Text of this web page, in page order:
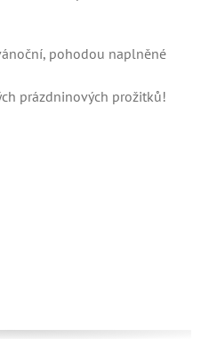
pohodou naplněné
prázdninových prožitků!